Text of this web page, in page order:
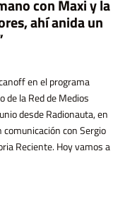
con Maxi y la
ahí anida un
en el programa
la Red de Medios
desde Radionauta, en
comunicación con Sergio
Reciente. Hoy vamos a